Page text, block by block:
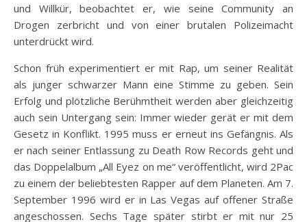
und Willkür, beobachtet er, wie seine Community an
Drogen zerbricht und von einer brutalen Polizeimacht
unterdrückt wird.
Schon früh experimentiert er mit Rap, um seiner Realität
als junger schwarzer Mann eine Stimme zu geben. Sein
Erfolg und plötzliche Berühmtheit werden aber gleichzeitig
auch sein Untergang sein: Immer wieder gerät er mit dem
Gesetz in Konflikt. 1995 muss er erneut ins Gefängnis. Als
er nach seiner Entlassung zu Death Row Records geht und
das Doppelalbum „All Eyez on me“ veröffentlicht, wird 2Pac
zu einem der beliebtesten Rapper auf dem Planeten. Am 7.
September 1996 wird er in Las Vegas auf offener Straße
angeschossen. Sechs Tage später stirbt er mit nur 25